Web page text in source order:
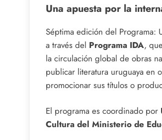
Una apuesta por la
Séptima edición del Programa:
a través del Programa IDA,
la circulación global de obras
publicar literatura uruguaya en
promocionar sus títulos o
El programa es coordinado por
Cultura del Ministerio de